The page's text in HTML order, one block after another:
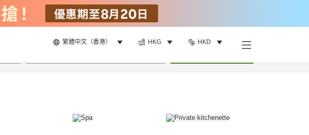
繁體中文（香港） HKG HKD